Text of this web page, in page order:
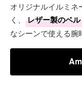
オリジナルイルミネ
く、
レザー製のベ
なシーンで使える腕